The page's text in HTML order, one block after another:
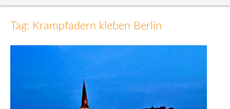
Inhalt
Tag: Krampfadern kleben Berlin